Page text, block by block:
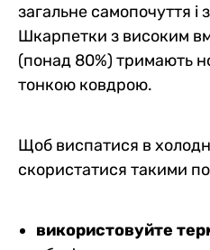
загальне самопочуття і
Шкарпетки з високим
(понад 80%) тримають
тонкою ковдрою.
Щоб виспатися в
скористатися такими
використовуйте